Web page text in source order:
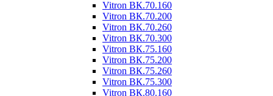
Vitron ВК.70.160
Vitron ВК.70.200
Vitron ВК.70.260
Vitron ВК.70.300
Vitron ВК.75.160
Vitron ВК.75.200
Vitron ВК.75.260
Vitron ВК.75.300
Vitron ВК.80.160